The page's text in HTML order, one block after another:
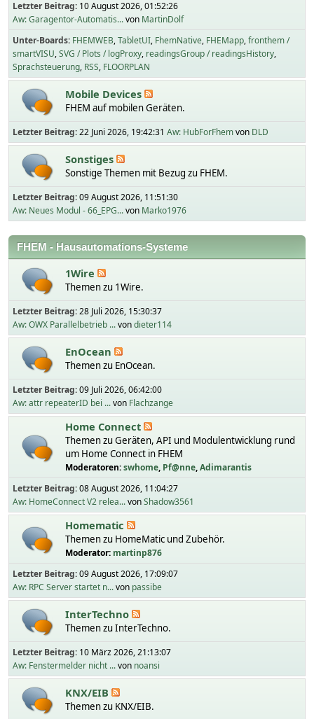
Letzter Beitrag: 10 August 2026, 01:52:26
Aw: Garagentor-Automatis...von MartinDolf
Unter-Boards FHEMWEB TabletUI FhemNative FHEMapp fronthem /
smartVISU SVG / Plots / logProxy readingsGroup / readingsHistory
Sprachsteuerung RSS FLOORPLAN
Mobile Devices
FHEM auf mobilen Geräten.
Letzter Beitrag:22 Juni 2026, 19:42:31 Aw: HubForFhemvon DLD
Sonstiges
Sonstige Themen mit Bezug zu FHEM.
Letzter Beitrag:09 August 2026, 11:51:30
Aw: Neues Modul - 66_EPG...von Marko1976
FHEM - Hausautomations-Systeme
1Wire
Themen zu 1Wire.
Letzter Beitrag:28 Juli 2026, 15:30:37
Aw: OWX Parallelbetrieb ...vondieter114
EnOcean
Themen zu EnOcean.
Letzter Beitrag:09 Juli 2026, 06:42:00
Aw: attr repeaterID bei ...von Flachzange
Home Connect
Themen zu Geräten, API und Modulentwicklung rund
um Home Connect in FHEM
Moderatoren:swhome, Pf@nne,Adimarantis
Letzter Beitrag:08 August 2026, 11:04:27
Aw: HomeConnect V2 relea...vonShadow3561
Homematic
Themen zu HomeMatic und Zubehör.
Moderator: martinp876
Letzter Beitrag:09 August 2026, 17:09:07
Aw: RPC Server startet n...von passibe
InterTechno
Themen zu InterTechno.
Letzter Beitrag: 10 März 2026, 21:13:07
Aw: Fenstermelder nicht ...von noansi
KNX/EIB
Themen zu KNX/EIB.